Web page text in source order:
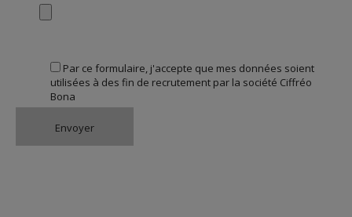
Par ce formulaire, j'accepte que mes données soient
utilisées à des fin de recrutement par la société Ciffréo
Bona